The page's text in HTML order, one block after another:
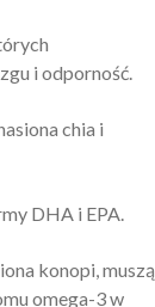
i odporność.
chia i
DHA i EPA.
konopi, muszą
omega-3 w